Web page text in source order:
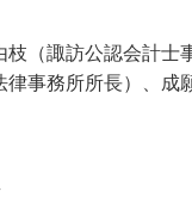
（諏訪公認会計士
事務所所長）、成